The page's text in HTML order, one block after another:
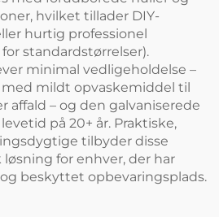
hvilket tillader DIY-
hurtig professionel
standardstørrelser).
minimal vedligeholdelse –
mildt opvaskemiddel til
affald – og den galvaniserede
på 20+ år. Praktiske,
tilbyder disse
for enhver, der har
beskyttet opbevaringsplads.